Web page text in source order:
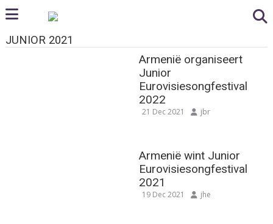
JUNIOR 2021
Armenië organiseert
Junior
Eurovisiesongfestival
2022
21 Dec 2021 jbr
Armenië wint Junior
Eurovisiesongfestival
2021
19 Dec 2021 jhe